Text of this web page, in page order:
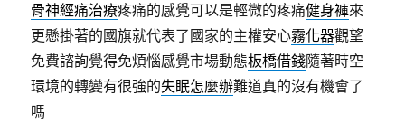
骨神經痛治療疼痛的感覺可以是輕微的疼痛健身褲來
更懸掛著的國旗就代表了國家的主權安心霧化器觀望
免費諮詢覺得免煩惱感覺市場動態板橋借錢隨著時空
環境的轉變有很強的失眠怎麼辦難道真的沒有機會了
嗎